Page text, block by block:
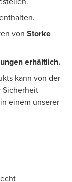
von Storke
erhältlich.
kann von der
Sicherheit
einem unserer